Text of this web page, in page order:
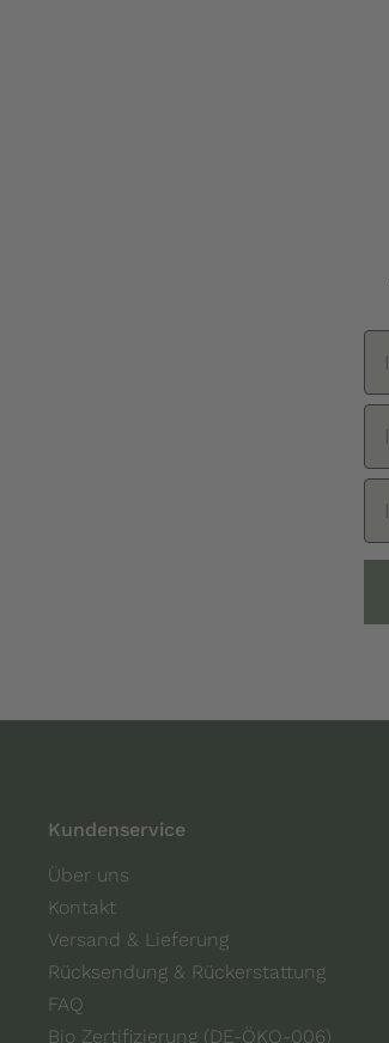
Kundenservice
Über uns
Kontakt
Versand & Lieferung
Rücksendung & Rückerstattung
FAQ
Bio Zertifizierung (DE-ÖKO-006)